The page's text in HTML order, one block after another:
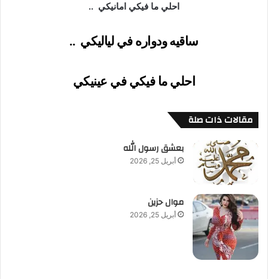
احلي ما فيكي امانيكي ..
ساقيه ودواره في لياليكي ..
احلي ما فيكي في عينيكي
مقالات ذات صلة
بعشق رسول الله
أبريل 25, 2026
موال حزين
أبريل 25, 2026